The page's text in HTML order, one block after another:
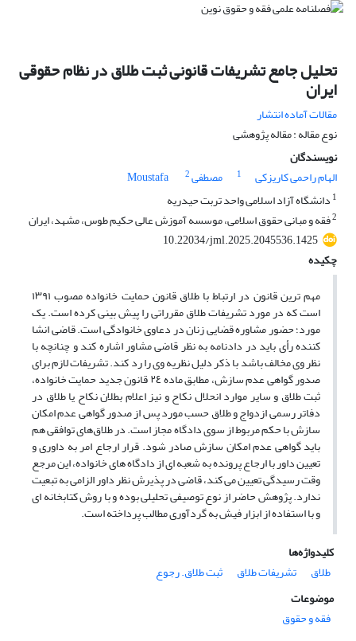
تحلیل جامع تشریفات قانونی ثبت طلاق در نظام حقوقی
ایران
مقالات آماده انتشار
نوع مقاله : مقاله پژوهشی
نویسندگان
الهام راحمی کاریزکی
1 مصطفی Moustafa2
1 دانشگاه آزاد اسلامی واحد تربت حیدریه
2فقه و مبانی حقوق اسلامی، موسسه آموزش عالی حکیم طوس، مشهد، ایران
10.22034/jml.2025.2045536.1425
چکیده
مهم ترین قانون در ارتباط با طلاق قانون حمایت خانواده مصوب ۱۳۹۱
است که در مورد تشریفات طلاق مقرراتی را پیش بینی کرده است. یک
مورد؛ حضور مشاوره قضایی زنان در دعاوی خانوادگی است. قاضی انشا
کننده رأی باید در دادنامه به نظر قاضی مشاور اشاره کند و چنانچه با
نظر وی مخالف باشد با ذکر دلیل نظریه وی را رد کند. تشریفات لازم برای
صدور گواهی عدم سازش، مطابق ماده ٢٤ قانون جدید حمایت خانواده،
ثبت طلاق و سایر موارد انحلال نکاح و نیز اعلام بطلان نکاح یا طلاق در
دفاتر رسمی ازدواج و طلاق حسب مورد پس از صدور گواهی عدم امکان
سازش با حکم مربوط از سوی دادگاه مجاز است. در طلاق‌های توافقی هم
باید گواهی عدم امکان سازش صادر شود. قرار ارجاع امر به داوری و
تعیین داور با ارجاع پرونده به شعبه ای از دادگاه های خانواده، این مرجع
وقت رسیدگی تعیین می کند، قاضی در پذیرش نظر داور الزامی به تبعیت
ندارد. پژوهش حاضر از نوع توصیفی تحلیلی بوده و با روش کتابخانه ای
و با استفاده از ابزار فیش به گردآوری مطالب پرداخته است.
کلیدواژه‌ها
طلاق
تشریفات طلاق
ثبت طلاق. رجوع
موضوعات
فقه و حقوق